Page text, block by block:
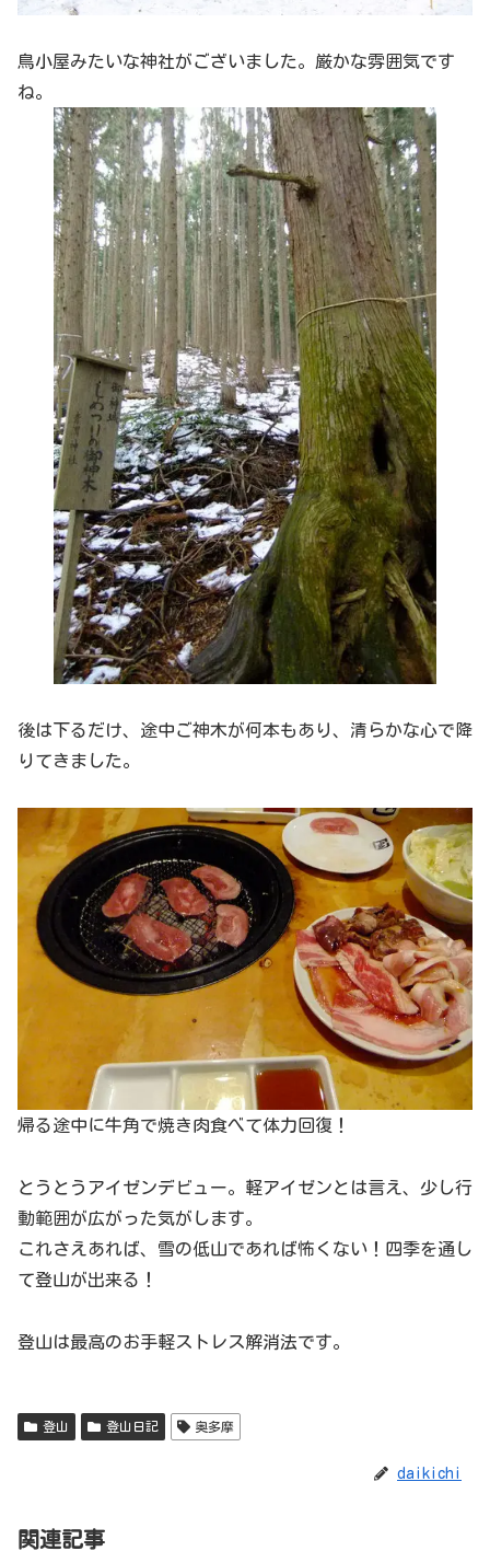
鳥小屋みたいな神社がございました。厳かな雰囲気です
ね。
後は下るだけ、途中ご神木が何本もあり、清らかな心で降
りてきました。
帰る途中に牛角で焼き肉食べて体力回復！
とうとうアイゼンデビュー。軽アイゼンとは言え、少し行
動範囲が広がった気がします。
これさえあれば、雪の低山であれば怖くない！四季を通し
て登山が出来る！
登山は最高のお手軽ストレス解消法です。
登山 登山日記 奥多摩
daikichi
関連記事